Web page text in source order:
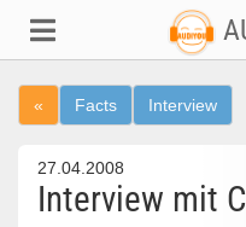
« Facts Interview
27.04.2008
Interview mit